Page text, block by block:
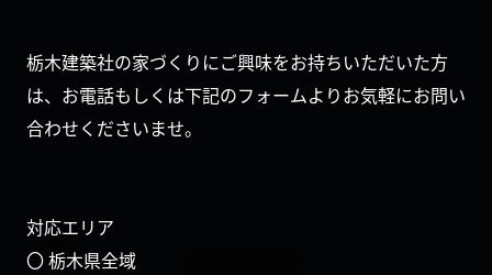
栃木建築社の家づくりにご興味をお持ちいただいた方
は、お電話もしくは下記のフォームよりお気軽にお問い
合わせくださいませ。
対応エリア
〇 栃木県全域